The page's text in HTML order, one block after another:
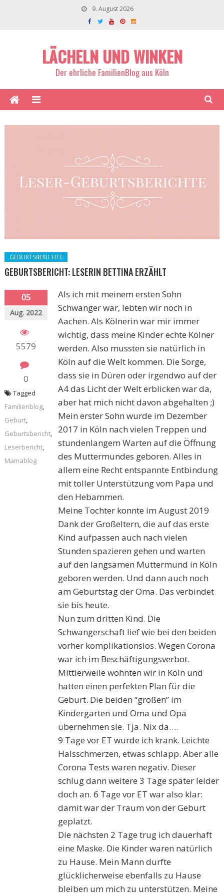
9. August 2026
LÄCHELN UND WINKEN
Der ehrliche FamilienBlog aus Köln
GEBURTSBERICHTE
GEBURTSBERICHT: LESERIN BETTINA ERZÄHLT
05
Aug. 2022
5579
0
Als ich mit meinem ersten Sohn
Schwanger war, lebten wir noch in
Aachen. Als Kölnerin war mir immer
wichtig, dass meine Kinder echte Kölner
werden. Also mussten sie natürlich in
Köln auf die Welt kommen. Die Sorge,
dass sie in Düren oder irgendwo auf der
A4 das Licht der Welt erblicken war da,
aber hat mich nicht davon abgehalten ;)
Mein erster Sohn wurde im Dezember
2017 in Köln nach vielen Treppen und
stundenlangem Warten auf die Öffnung
des Muttermundes geboren. Alles in
allem eine Recht entspannte Entbindung
mit toller Unterstützung vom Papa und
den Hebammen.
Meine Tochter konnte im August 2019
Dank der Großeltern, die auf das erste
Kind aufpassen auch nach vielen
Stunden spazieren gehen und warten
auf den langsamen Muttermund in Köln
geboren werden. Und dann auch noch
am Geburtstag der Oma. Das verbindet
sie bis heute.
Nun zum dritten Kind. Die
Schwangerschaft lief wie bei den beiden
vorher komplikationslos. Wegen Corona
war ich im Beschäftigungsverbot.
Mittlerweile wohnten wir in Köln und
hatten einen perfekten Plan für die
Geburt. Die beiden “großen” im
Kindergarten und Oma und Opa
übernehmen sie. Tja. Nix da….
9 Tage vor ET wurde ich krank. Leichte
Halsschmerzen, etwas schlapp. Aber alle
Corona Tests waren negativ. Dieser
schlug dann weitere 3 Tage später leider
doch an. 6 Tage vor ET war also klar:
damit war der Traum von der Geburt
geplatzt.
Die nächsten 2 Tage trug ich dauerhaft
eine Maske. Die Kinder waren natürlich
zu Hause. Mein Mann durfte
glücklicherweise ebenfalls zu Hause
bleiben um mich zu unterstützen. Meine
Tagged
Familienblog,
Geburt,
Geburtsbericht,
Leserbericht,
Mamablog